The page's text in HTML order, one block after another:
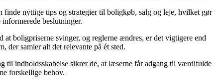
finde nyttige tips og strategier til boligkøb, salg og leje, hvilket gør
beslutninger.
boligpriserne svinger, og reglerne ændres, er det vigtigere end
der samler alt det relevante på ét sted.
til indholdsskabelse sikrer de, at læserne får adgang til værdifulde
forskellige behov.